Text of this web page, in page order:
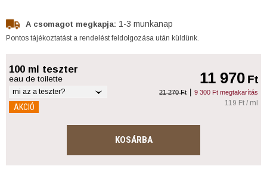
A csomagot megkapja: 1-3 munkanap
Pontos tájékoztatást a rendelést feldolgozása után küldünk.
100 ml teszter
eau de toilette
mi az a teszter?
AKCIÓ
21 270 Ft | 9 300 Ft megtakarítás
11 970Ft
119 Ft / ml
KOSÁRBA